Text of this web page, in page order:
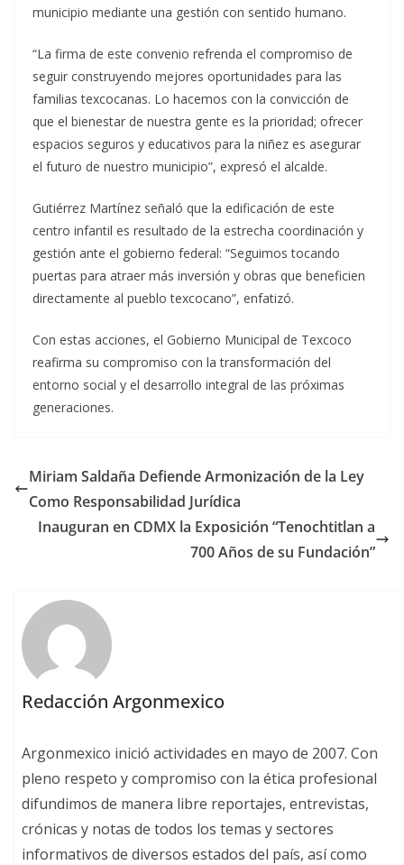
municipio mediante una gestión con sentido humano.
“La firma de este convenio refrenda el compromiso de
seguir construyendo mejores oportunidades para las
familias texcocanas. Lo hacemos con la convicción de
que el bienestar de nuestra gente es la prioridad; ofrecer
espacios seguros y educativos para la niñez es asegurar
el futuro de nuestro municipio”, expresó el alcalde.
Gutiérrez Martínez señaló que la edificación de este
centro infantil es resultado de la estrecha coordinación y
gestión ante el gobierno federal: “Seguimos tocando
puertas para atraer más inversión y obras que beneficien
directamente al pueblo texcocano”, enfatizó.
Con estas acciones, el Gobierno Municipal de Texcoco
reafirma su compromiso con la transformación del
entorno social y el desarrollo integral de las próximas
generaciones.
Miriam Saldaña Defiende Armonización de la Ley
Como Responsabilidad Jurídica
Inauguran en CDMX la Exposición “Tenochtitlan a
700 Años de su Fundación”
Redacción Argonmexico
Argonmexico inició actividades en mayo de 2007. Con
pleno respeto y compromiso con la ética profesional
difundimos de manera libre reportajes, entrevistas,
crónicas y notas de todos los temas y sectores
informativos de diversos estados del país, así como